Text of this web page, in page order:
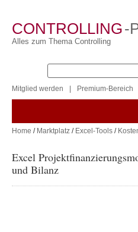
CONTROLLING-
Alles zum Thema Controlling
Mitglied werden Premium-Bereich
Home / Marktplatz / Excel-Tools /
Excel
und Bilanz